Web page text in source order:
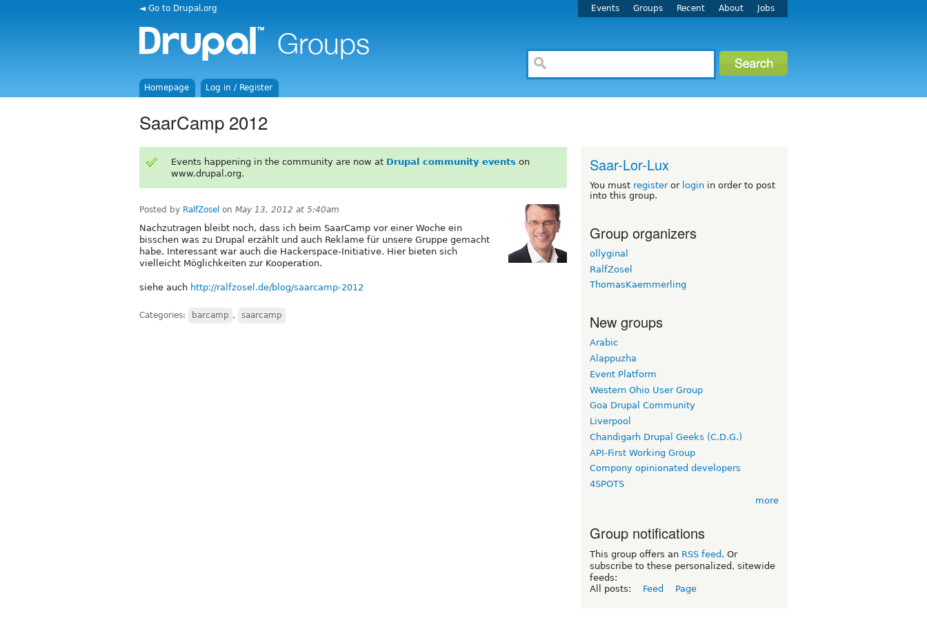
◄ Go to Drupal.org Events Groups Recent About Jobs
Homepage Log in / Register
SaarCamp 2012
Events happening in the community are now at Drupal community events on
www.drupal.org.
Posted by RalfZosel on May 13, 2012 at 5:40am
Nachzutragen bleibt noch, dass ich beim SaarCamp vor einer Woche ein
bisschen was zu Drupal erzählt und auch Reklame für unsere Gruppe gemacht
habe. Interessant war auch die Hackerspace-Initiative. Hier bieten sich
vielleicht Möglichkeiten zur Kooperation.
siehe auch http://ralfzosel.de/blog/saarcamp-2012
Categories: barcamp , saarcamp
Saar-Lor-Lux
You must registeror login in order to post
into this group.
Group organizers
ollyginal
RalfZosel
ThomasKaemmerling
New groups
Arabic
Alappuzha
Event Platform
Western Ohio User Group
Goa Drupal Community
Liverpool
Chandigarh Drupal Geeks (C.D.G.)
API-First Working Group
Compony opinionated developers
4SPOTS
more
Group notifications
This group offers an RSS feed . Or
subscribe to these personalized, sitewide
feeds:
All posts:
Feed Page